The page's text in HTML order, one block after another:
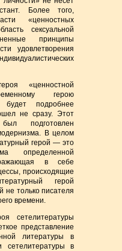
Более того,
«ценностных
сексуальной
принципы
удовлетворения
«ценностной
герою
будет подробнее
не сразу. Этот
подготовлен
В целом
герой — это
определенной
в себе
происходящие
герой
не только писателя
времени.
сетелитературы
представление
литературы в
в